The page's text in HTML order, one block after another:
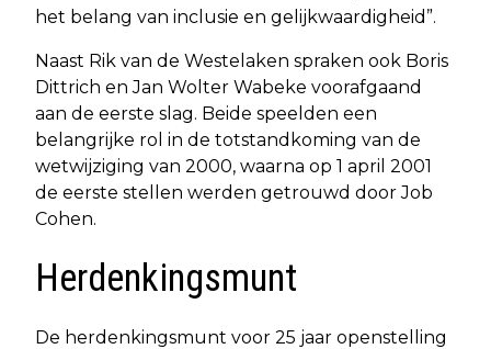
het belang van inclusie en gelijkwaardigheid”.
Naast Rik van de Westelaken spraken ook Boris
Dittrich en Jan Wolter Wabeke voorafgaand
aan de eerste slag. Beide speelden een
belangrijke rol in de totstandkoming van de
wetwijziging van 2000, waarna op 1 april 2001
de eerste stellen werden getrouwd door Job
Cohen.
Herdenkingsmunt
De herdenkingsmunt voor 25 jaar openstelling